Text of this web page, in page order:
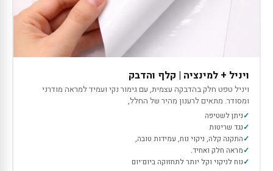
ויניל + למינציה | קלף והדבק
ויניל טפט חלק בהדבקה עצמית, עם גימור נקי ועמיד למראה מודרני
ומסודר. מתאים לרענון מהיר של החלל,
ניתן לשטיפה
נגד שריטות
התקנה קלה, ניקוי נוח, עמידות טובה,
מראה חלק ואחיד.
נוח לניקוי וקל יותר לתחזוקה ביום־יום